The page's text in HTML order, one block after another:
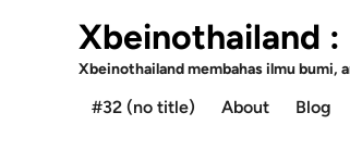
Xbeinothailand :
Xbeinothailand membahas ilmu bumi,
#32 (no title) About Blog